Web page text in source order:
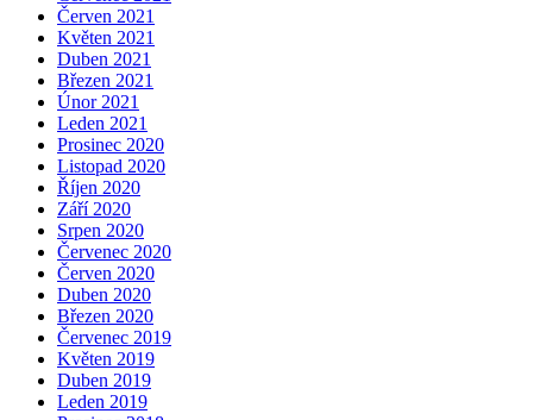
Červen 2021
Květen 2021
Duben 2021
Březen 2021
Únor 2021
Leden 2021
Prosinec 2020
Listopad 2020
Říjen 2020
Září 2020
Srpen 2020
Červenec 2020
Červen 2020
Duben 2020
Březen 2020
Červenec 2019
Květen 2019
Duben 2019
Leden 2019